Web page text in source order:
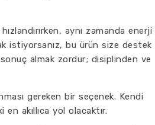
aynı zamanda enerji
istiyorsanız, bu ürün size destek
almak zordur; disiplinden ve
gereken bir seçenek. Kendi
akıllıca yol olacaktır.